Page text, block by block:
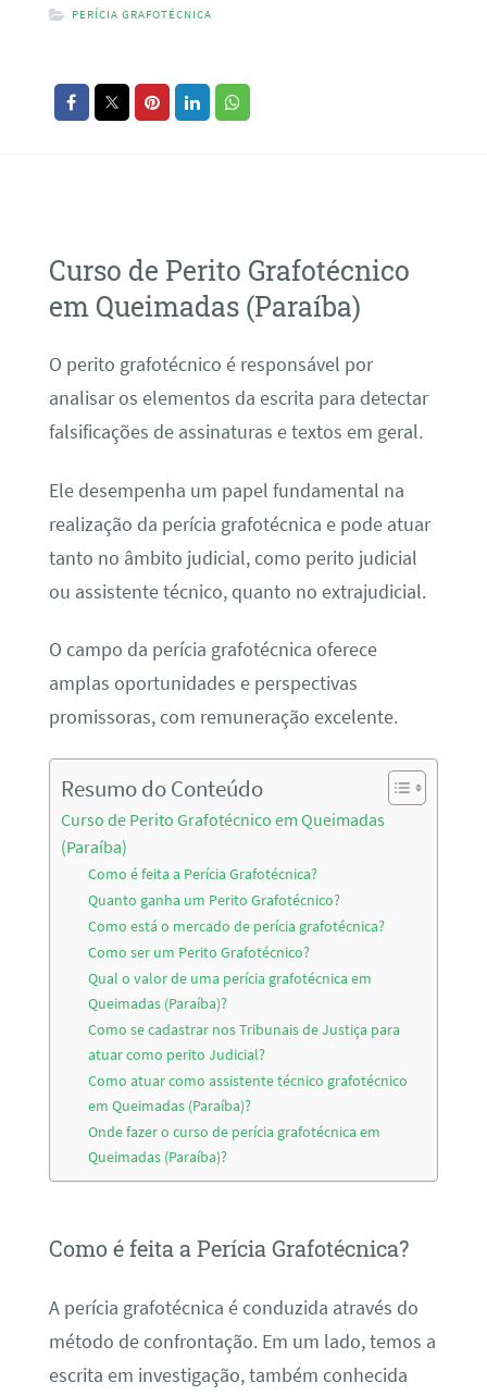
PERÍCIA GRAFOTÉCNICA
Curso de Perito Grafotécnico
em Queimadas (Paraíba)
O perito grafotécnico é responsável por
analisar os elementos da escrita para detectar
falsificações de assinaturas e textos em geral.
Ele desempenha um papel fundamental na
realização da perícia grafotécnica e pode atuar
tanto no âmbito judicial, como perito judicial
ou assistente técnico, quanto no extrajudicial.
O campo da perícia grafotécnica oferece
amplas oportunidades e perspectivas
promissoras, com remuneração excelente.
Resumo do Conteúdo
Curso de Perito Grafotécnico em Queimadas
(Paraíba)
Como é feita a Perícia Grafotécnica?
Quanto ganha um Perito Grafotécnico?
Como está o mercado de perícia grafotécnica?
Como ser um Perito Grafotécnico?
Qual o valor de uma perícia grafotécnica em
Queimadas (Paraíba)?
Como se cadastrar nos Tribunais de Justiça para
atuar como perito Judicial?
Como atuar como assistente técnico grafotécnico
em Queimadas (Paraíba)?
Onde fazer o curso de perícia grafotécnica em
Queimadas (Paraíba)?
Como é feita a Perícia Grafotécnica?
A perícia grafotécnica é conduzida através do
método de confrontação. Em um lado, temos a
escrita em investigação, também conhecida